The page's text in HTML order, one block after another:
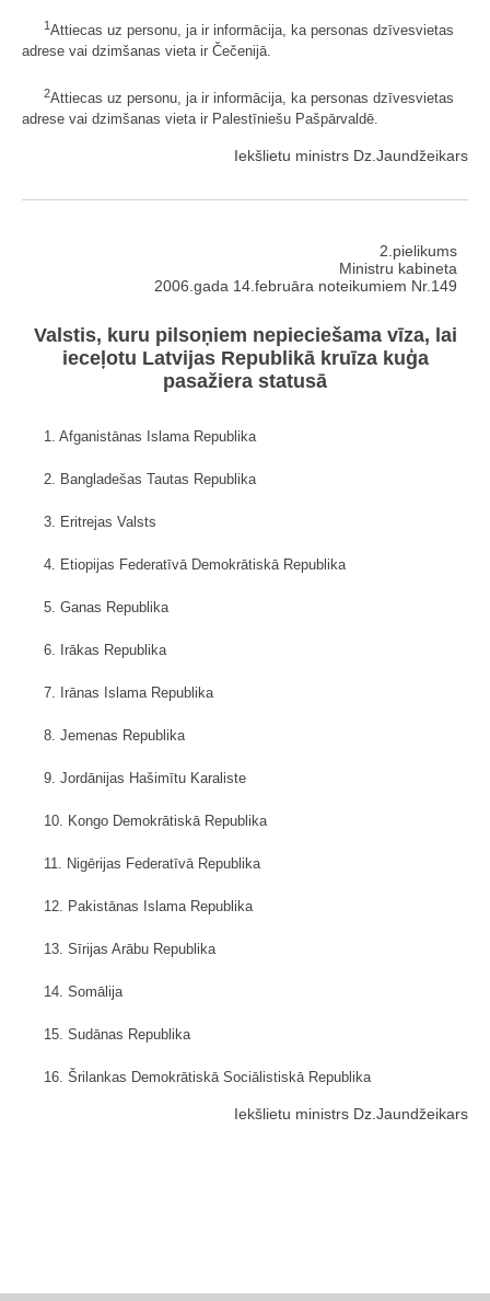
1Attiecas uz personu, ja ir informācija, ka personas dzīvesvietas
adrese vai dzimšanas vieta ir Čečenijā.
2Attiecas uz personu, ja ir informācija, ka personas dzīvesvietas
adrese vai dzimšanas vieta ir Palestīniešu Pašpārvaldē.
Iekšlietu ministrs Dz.Jaundžeikars
2.pielikums
Ministru kabineta
2006.gada 14.februāra noteikumiem Nr.149
Valstis, kuru pilsoņiem nepieciešama vīza, lai
ieceļotu Latvijas Republikā kruīza kuģa
pasažiera statusā
1. Afganistānas Islama Republika
2. Bangladešas Tautas Republika
3. Eritrejas Valsts
4. Etiopijas Federatīvā Demokrātiskā Republika
5. Ganas Republika
6. Irākas Republika
7. Irānas Islama Republika
8. Jemenas Republika
9. Jordānijas Hašimītu Karaliste
10. Kongo Demokrātiskā Republika
11. Nigērijas Federatīvā Republika
12. Pakistānas Islama Republika
13. Sīrijas Arābu Republika
14. Somālija
15. Sudānas Republika
16. Šrilankas Demokrātiskā Sociālistiskā Republika
Iekšlietu ministrs Dz.Jaundžeikars